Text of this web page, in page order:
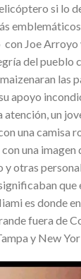
si lo
Joe Arroyo
del pueblo
las
apoyo
un
una camisa
una imagen
y otras
que
es donde
fuera de
y New